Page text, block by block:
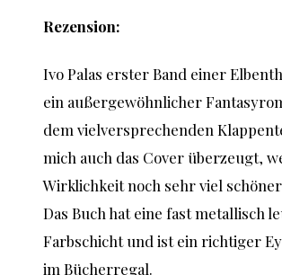
Rezension:
Ivo Palas erster Band einer
ein außergewöhnlicher
dem vielversprechenden
mich auch das Cover überzeugt,
Wirklichkeit noch sehr viel
Das Buch hat eine fast metallisch
Farbschicht und ist ein richtiger
im Bücherregal.